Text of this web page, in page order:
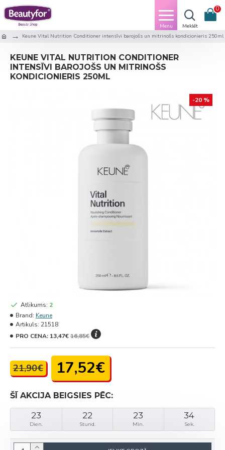
0
Keune Vital Nutrition Conditioner intensīvi barojošs un mitrinošs kondicionieris 250ml
KEUNE VITAL NUTRITION CONDITIONER
INTENSĪVI BAROJOŠS UN MITRINOŠS
KONDICIONIERIS 250ML
-20 %
ŠĪ AKCIJA BEIGSIES PĒC:
23
Dien.
22
Stund.
23
Min.
34
Sek.
21,90€ 17,52€
Atlikums: 2
Brand: Keune
Artikuls: 21518
PRO CENA: 13,47€16,85€